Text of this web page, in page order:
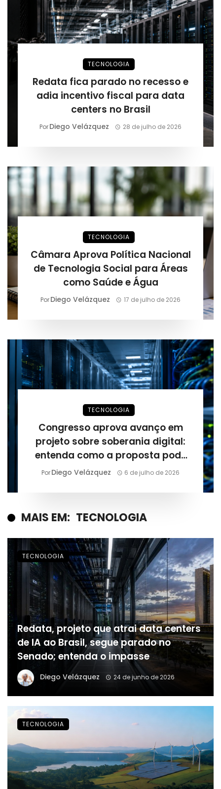
TECNOLOGIA
Redata fica parado no recesso e
adia incentivo fiscal para data
centers no Brasil
PorDiego Velázquez 28 de julho de 2026
TECNOLOGIA
Câmara Aprova Política Nacional
de Tecnologia Social para Áreas
como Saúde e Água
PorDiego Velázquez 17 de julho de 2026
TECNOLOGIA
Congresso aprova avanço em
projeto sobre soberania digital:
entenda como a proposta pode
mudar a infraestrutura
PorDiego Velázquez 6 de julho de 2026
MAIS EM: TECNOLOGIA
Redata, projeto que atrai data centers
de IA ao Brasil, segue parado no
Senado; entenda o impasse
Diego Velázquez 24 de junho de 2026
TECNOLOGIA
TECNOLOGIA